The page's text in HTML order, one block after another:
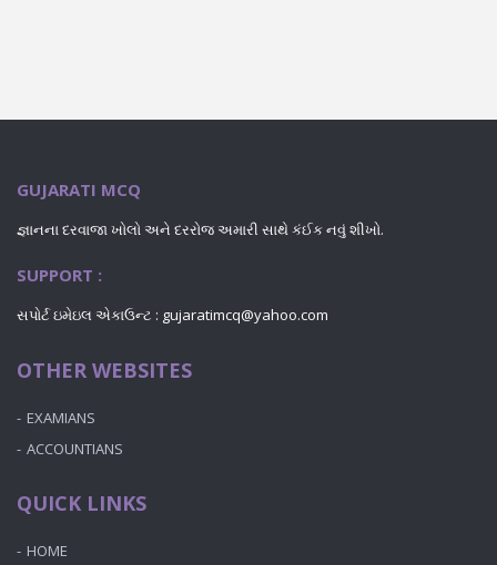
GUJARATI MCQ
જ્ઞાનના દરવાજા ખોલો અને દરરોજ અમારી સાથે કંઈક નવું શીખો.
SUPPORT :
સપોર્ટ ઇમેઇલ એકાઉન્ટ : gujaratimcq@yahoo.com
OTHER WEBSITES
EXAMIANS
ACCOUNTIANS
QUICK LINKS
HOME